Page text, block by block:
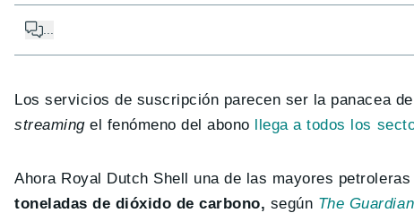
Los servicios de suscripción parecen ser la panacea
streamingel fenómeno del abono llega a todos los
Ahora Royal Dutch Shell una de las mayores
toneladas de dióxido de carbono, según The Guardian